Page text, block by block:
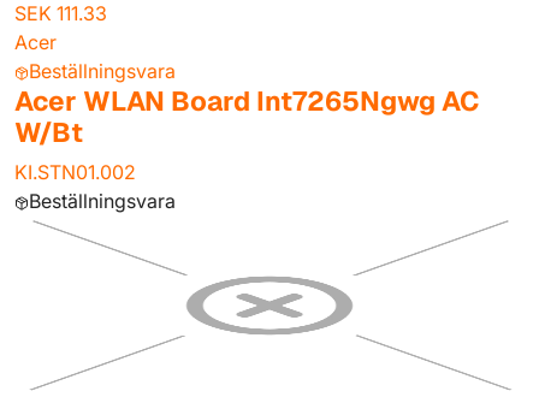
SEK 111.33
Acer
Beställningsvara
Acer WLAN Board Int7265Ngwg AC
W/Bt
KI.STN01.002
Beställningsvara